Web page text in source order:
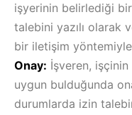
işyerinin belirlediği
talebini yazılı olarak
bir iletişim
Onay: İşveren,
uygun bulduğunda
durumlarda izin